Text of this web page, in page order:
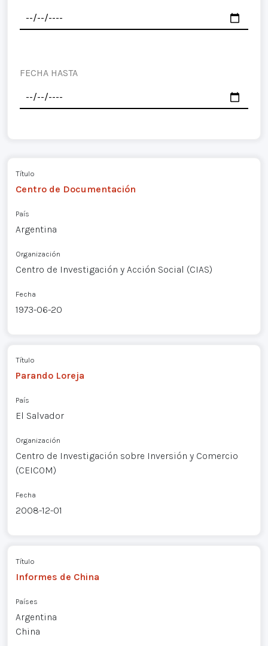
FECHA HASTA
Título
Centro de Documentación
País
Argentina
Organización
Centro de Investigación y Acción Social (CIAS)
Fecha
1973-06-20
Título
Parando Loreja
País
El Salvador
Organización
Centro de Investigación sobre Inversión y Comercio
(CEICOM)
Fecha
2008-12-01
Título
Informes de China
Países
Argentina
China